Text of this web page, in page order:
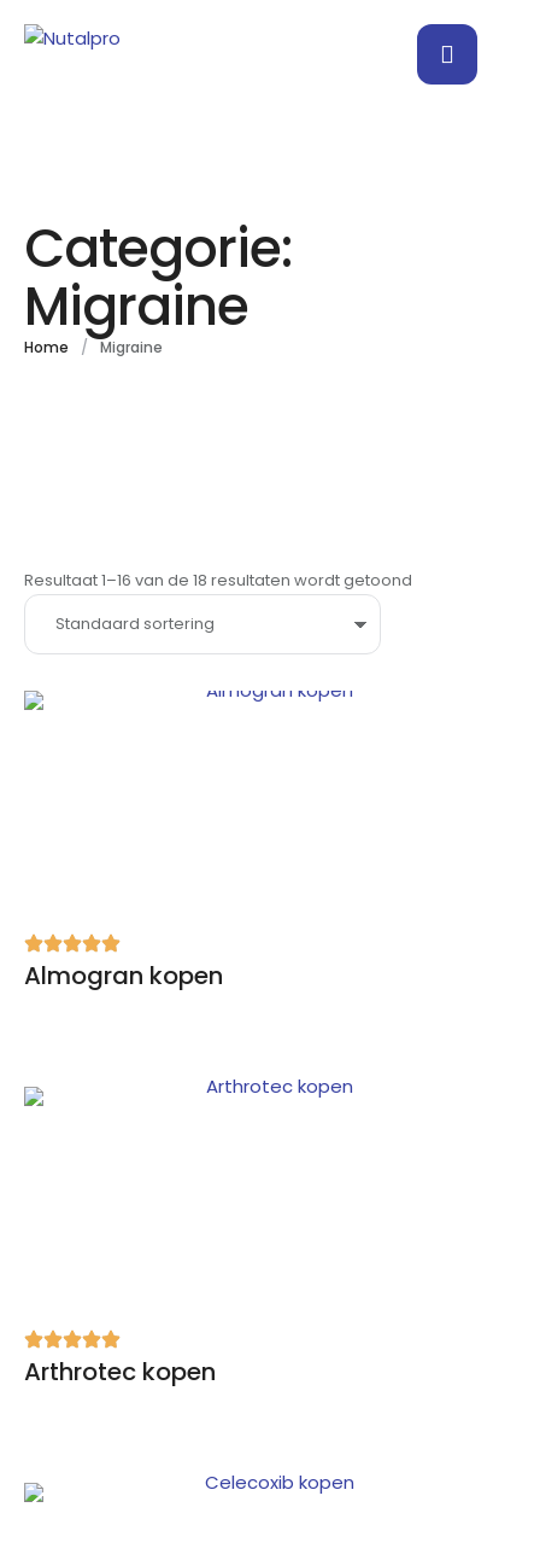
Categorie:
Migraine
Home / Migraine
Resultaat 1–16 van de 18 resultaten wordt getoond
Almogran kopen
Arthrotec kopen